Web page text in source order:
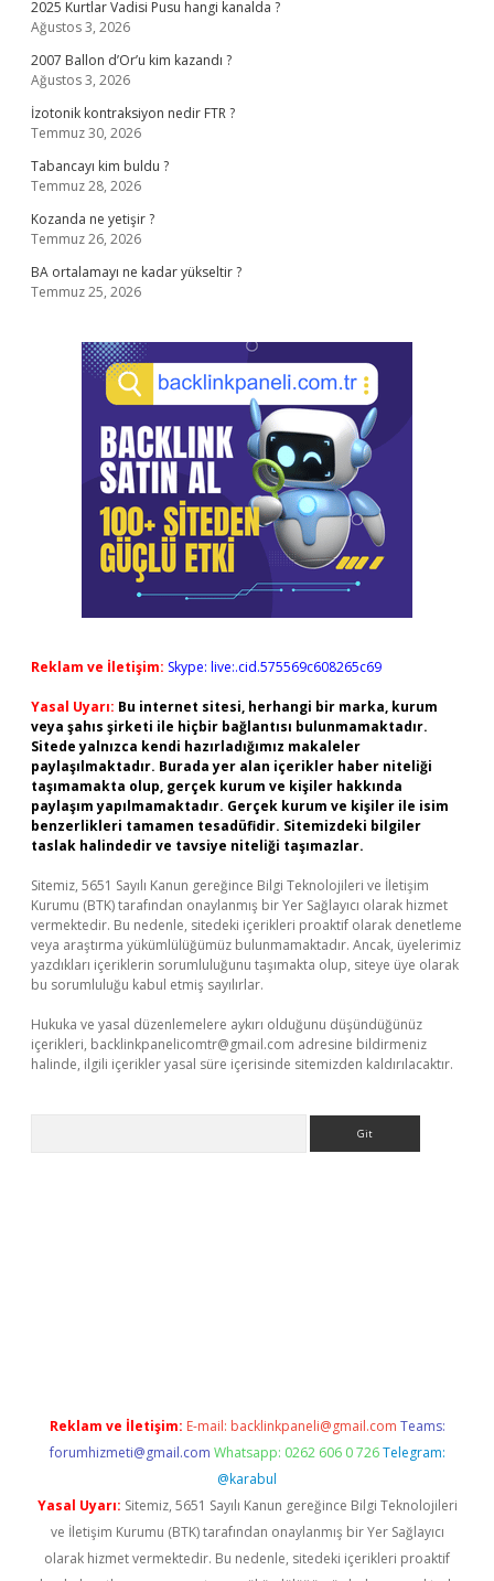
2025 Kurtlar Vadisi Pusu hangi kanalda ?
Ağustos 3, 2026
2007 Ballon d’Or’u kim kazandı ?
Ağustos 3, 2026
İzotonik kontraksiyon nedir FTR ?
Temmuz 30, 2026
Tabancayı kim buldu ?
Temmuz 28, 2026
Kozanda ne yetişir ?
Temmuz 26, 2026
BA ortalamayı ne kadar yükseltir ?
Temmuz 25, 2026
Reklam ve İletişim: Skype: live:.cid.575569c608265c69
Yasal Uyarı: Bu internet sitesi, herhangi bir marka, kurum
veya şahıs şirketi ile hiçbir bağlantısı bulunmamaktadır.
Sitede yalnızca kendi hazırladığımız makaleler
paylaşılmaktadır. Burada yer alan içerikler haber niteliği
taşımamakta olup, gerçek kurum ve kişiler hakkında
paylaşım yapılmamaktadır. Gerçek kurum ve kişiler ile isim
benzerlikleri tamamen tesadüfidir. Sitemizdeki bilgiler
taslak halindedir ve tavsiye niteliği taşımazlar.
Sitemiz, 5651 Sayılı Kanun gereğince Bilgi Teknolojileri ve İletişim
Kurumu (BTK) tarafından onaylanmış bir Yer Sağlayıcı olarak hizmet
vermektedir. Bu nedenle, sitedeki içerikleri proaktif olarak denetleme
veya araştırma yükümlülüğümüz bulunmamaktadır. Ancak, üyelerimiz
yazdıkları içeriklerin sorumluluğunu taşımakta olup, siteye üye olarak
bu sorumluluğu kabul etmiş sayılırlar.
Hukuka ve yasal düzenlemelere aykırı olduğunu düşündüğünüz
içerikleri, backlinkpanelicomtr@gmail.com adresine bildirmeniz
halinde, ilgili içerikler yasal süre içerisinde sitemizden kaldırılacaktır.
Reklam ve İletişim: E-mail: backlinkpaneli@gmail.com Teams:
forumhizmeti@gmail.com Whatsapp: 0262 606 0 726 Telegram:
@karabul
Yasal Uyarı: Sitemiz, 5651 Sayılı Kanun gereğince Bilgi Teknolojileri
ve İletişim Kurumu (BTK) tarafından onaylanmış bir Yer Sağlayıcı
olarak hizmet vermektedir. Bu nedenle, sitedeki içerikleri proaktif